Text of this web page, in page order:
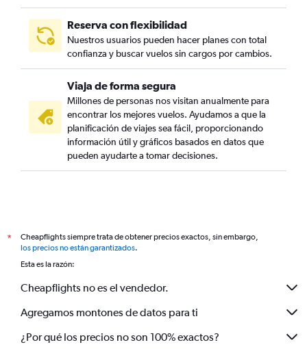
Reserva con flexibilidad
Nuestros usuarios pueden hacer planes con total
confianza y buscar vuelos sin cargos por cambios.
Viaja de forma segura
Millones de personas nos visitan anualmente para
encontrar los mejores vuelos. Ayudamos a que la
planificación de viajes sea fácil, proporcionando
información útil y gráficos basados en datos que
pueden ayudarte a tomar decisiones.
*
Cheapflights siempre trata de obtener precios exactos, sin embargo,
los precios no están garantizados.
Esta es la razón:
Cheapflights no es el vendedor.
Agregamos montones de datos para ti
¿Por qué los precios no son 100% exactos?